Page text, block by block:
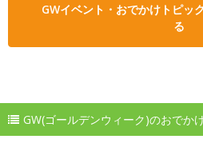
GWイベント・おでかけトピッ
る
GW(ゴールデンウィーク)のおでか